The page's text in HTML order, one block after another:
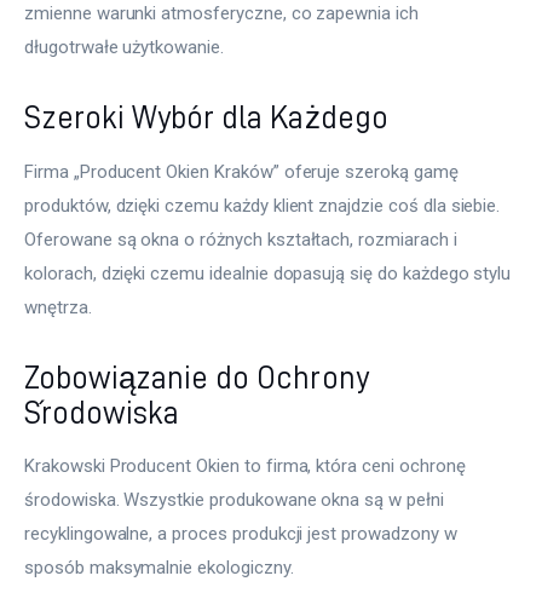
zmienne warunki atmosferyczne, co zapewnia ich
długotrwałe użytkowanie.
Szeroki Wybór dla Każdego
Firma „Producent Okien Kraków” oferuje szeroką gamę
produktów, dzięki czemu każdy klient znajdzie coś dla siebie.
Oferowane są okna o różnych kształtach, rozmiarach i
kolorach, dzięki czemu idealnie dopasują się do każdego stylu
wnętrza.
Zobowiązanie do Ochrony
Środowiska
Krakowski Producent Okien to firma, która ceni ochronę
środowiska. Wszystkie produkowane okna są w pełni
recyklingowalne, a proces produkcji jest prowadzony w
sposób maksymalnie ekologiczny.